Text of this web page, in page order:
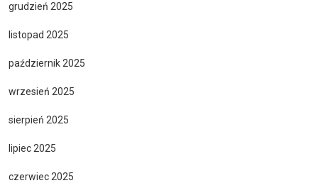
grudzień 2025
listopad 2025
październik 2025
wrzesień 2025
sierpień 2025
lipiec 2025
czerwiec 2025